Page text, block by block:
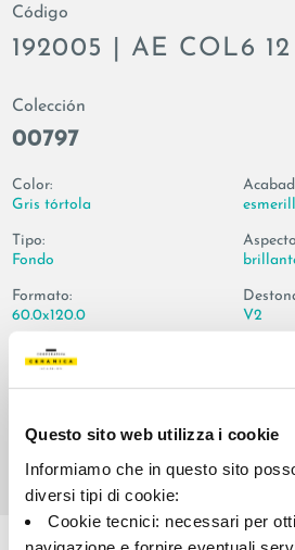
Questo sito web utilizza i cookie
Informiamo che in questo sito
diversi tipi di cookie:
Cookie tecnici: necessari per
Código
192005 | AE COL6 12
Colección
00797
Color:
Gris tórtola
Tipo:
Fondo
Formato:
60.0x120.0
V2